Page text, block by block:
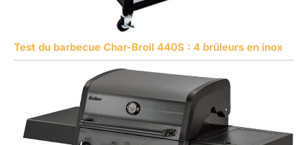
Test du barbecue Char-Broil 440S : 4 brûleurs en inox